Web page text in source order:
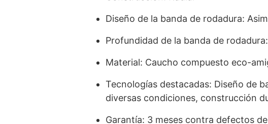
Diseño de la banda de rodadura:
Profundidad de la banda de
Material: Caucho compuesto eco-
Tecnologías destacadas: Diseño de
diversas condiciones, construcción
Garantía: 3 meses contra defectos